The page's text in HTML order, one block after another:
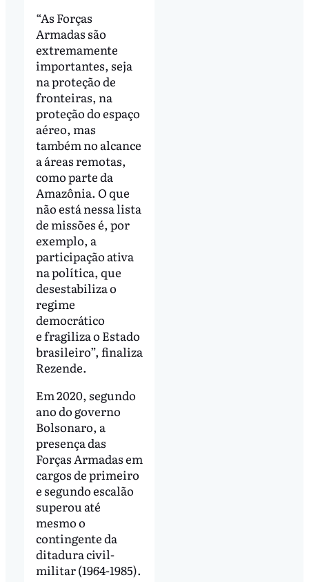
“As Forças
Armadas são
extremamente
importantes, seja
na proteção de
fronteiras, na
proteção do espaço
aéreo, mas
também no alcance
a áreas remotas,
como parte da
Amazônia. O que
não está nessa lista
de missões é, por
exemplo, a
participação ativa
na política, que
desestabiliza o
regime
democrático
e fragiliza o Estado
brasileiro”, finaliza
Rezende.
Em 2020, segundo
ano do governo
Bolsonaro, a
presença das
Forças Armadas em
cargos de primeiro
e segundo escalão
superou até
mesmo o
contingente da
ditadura civil-
militar (1964-1985).